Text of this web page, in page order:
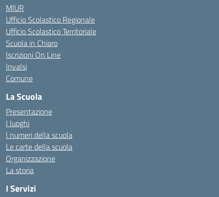
MIUR
Ufficio Scolastico Regionale
Ufficio Scolastico Territoriale
Scuola in Chiaro
Iscrizioni On Line
Invalsi
Comune
La Scuola
Presentazione
I luoghi
I numeri della scuola
Le carte della scuola
Organizzazione
La storia
I Servizi